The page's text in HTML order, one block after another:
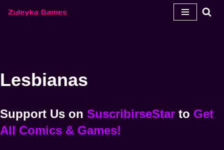
Lesbianas
Support Us on SuscribirseStar to Get
All Comics & Games!